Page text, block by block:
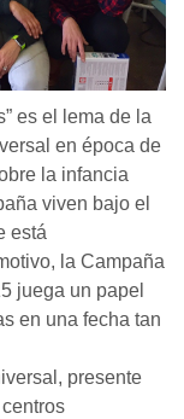
es el lema de la
en época de
la infancia
viven bajo el
está
la Campaña
juega un papel
en una fecha tan
presente